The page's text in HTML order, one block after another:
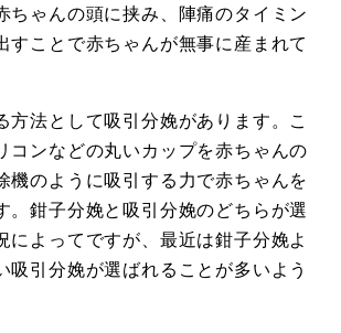
ちゃんの頭に挟み、陣痛のタイミン
すことで赤ちゃんが無事に産まれて
方法として吸引分娩があります。こ
コンなどの丸いカップを赤ちゃんの
機のように吸引する力で赤ちゃんを
。鉗子分娩と吸引分娩のどちらが選
によってですが、最近は鉗子分娩よ
吸引分娩が選ばれることが多いよう